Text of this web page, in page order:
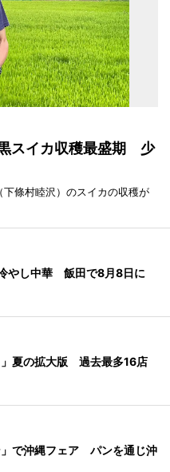
スイカ収穫最盛期 少
下條村睦沢）のスイカの収穫が
やし中華 飯田で8月8日に
夏の拡大版 過去最多16店
で沖縄フェア パンを通じ沖